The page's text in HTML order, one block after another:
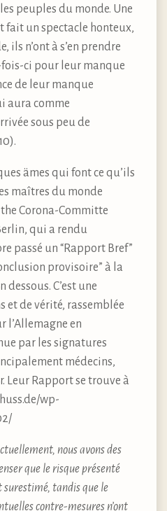
peuples du monde. Une
fait un spectacle honteux,
ils n’ont à s’en prendre
fois-ci pour leur manque
de leur manque
aura comme
sous peu de
ämes qui font ce qu’ils
maîtres du monde
Corona-Committe
qui a rendu
passé un “Rapport Bref”
provisoire” à la
dessous. C’est une
et de vérité, rassemblée
l’Allemagne en
par les signatures
médecins,
Leur Rapport se trouve à
wp-
nous avons des
que le risque présenté
surestimé, tandis que le
contre-mesures n’ont